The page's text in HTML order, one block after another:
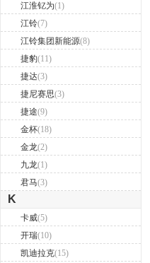
江淮钇为(1)
江铃(7)
江铃集团新能源(8)
捷豹(11)
捷达(3)
捷尼赛思(3)
捷途(9)
金杯(18)
金龙(2)
九龙(1)
君马(3)
K
卡威(5)
开瑞(10)
凯迪拉克(15)